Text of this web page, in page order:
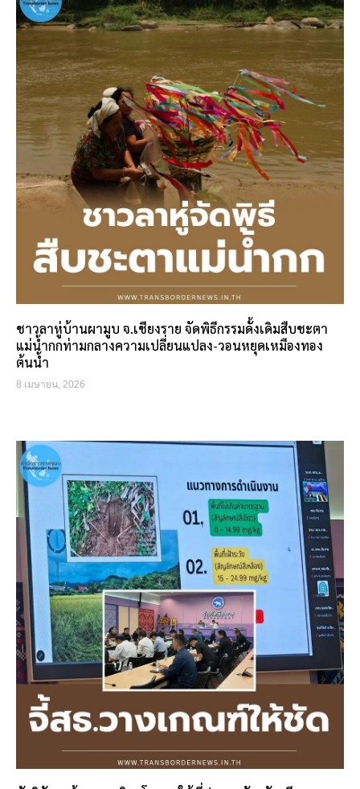
ชาวลาหู่บ้านผามูบ จ.เชียงราย จัดพิธีกรรมดั้งเดิมสืบชะตา
แม่น้ำกกท่ามกลางความเปลี่ยนแปลง-วอนหยุดเหมืองทอง
ต้นน้ำ
8 เมษายน, 2026